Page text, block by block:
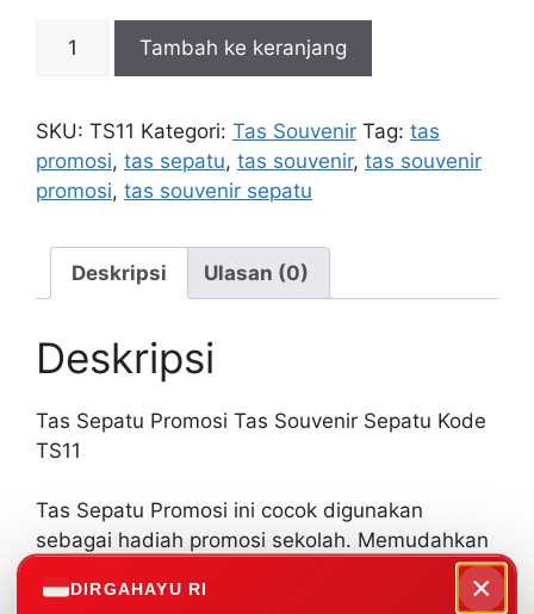
Kuantitas
Promosi
Tas
Souvenir
Kode
TS11
Tambah ke keranjang
SKU: TS11 Kategori: Tas Souvenir Tag: tas
promosi, tas sepatu, tas souvenir, tas souvenir
promosi, tas souvenir sepatu
Deskripsi Ulasan (0)
Deskripsi
Tas Sepatu Promosi Tas Souvenir Sepatu Kode
TS11
Tas Sepatu Promosi ini cocok digunakan
sebagai hadiah promosi sekolah. Memudahkan
siswa membawa sepatu agar tertata rapi. Bisa
juga digunakan untuk menyimpan sepatu
DIRGAHAYU RI ×